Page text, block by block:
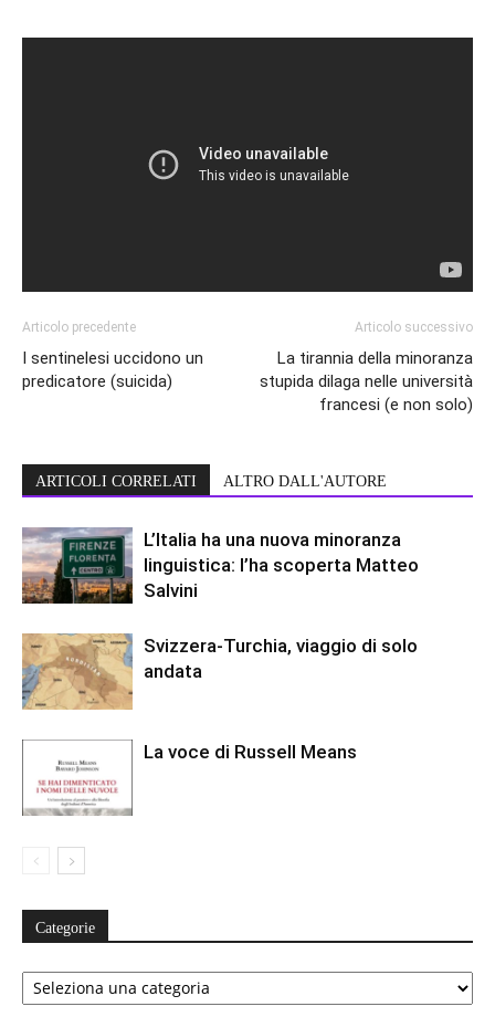
Articolo precedente
I sentinelesi uccidono un
predicatore (suicida)
Articolo successivo
La tirannia della minoranza
stupida dilaga nelle università
francesi (e non solo)
ARTICOLI CORRELATI ALTRO DALL'AUTORE
L’Italia ha una nuova minoranza
linguistica: l’ha scoperta Matteo
Salvini
Svizzera-Turchia, viaggio di solo
andata
La voce di Russell Means
Categorie
Categorie